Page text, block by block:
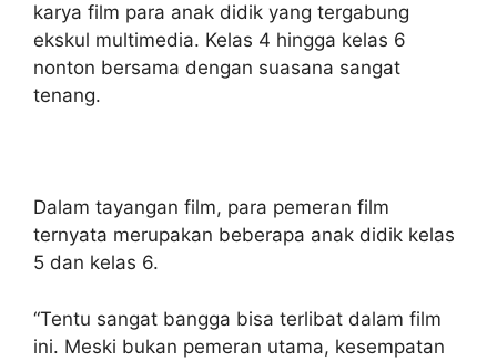
karya film para anak didik yang tergabung
ekskul multimedia. Kelas 4 hingga kelas 6
nonton bersama dengan suasana sangat
tenang.
Dalam tayangan film, para pemeran film
ternyata merupakan beberapa anak didik kelas
5 dan kelas 6.
“Tentu sangat bangga bisa terlibat dalam film
ini. Meski bukan pemeran utama, kesempatan